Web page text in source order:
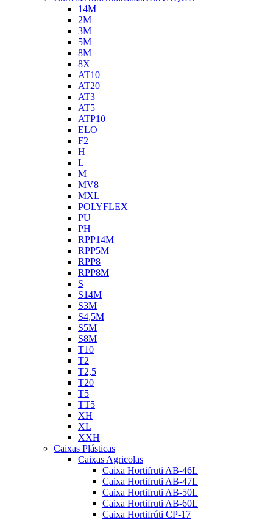
14M
2M
3M
5M
8M
8X
AT10
AT20
AT3
AT5
ATP10
ELO
F2
H
L
M
MV8
MXL
POLYFLEX
PU
PH
RPP14M
RPP5M
RPP8
RPP8M
S
S14M
S3M
S4,5M
S5M
S8M
T10
T2
T2,5
T20
T5
TT5
XH
XL
XXH
Caixas Plásticas
Caixas Agricolas
Caixa Hortifruti AB-46L
Caixa Hortifruti AB-47L
Caixa Hortifruti AB-50L
Caixa Hortifruti AB-60L
Caixa Hortifrúti CP-17